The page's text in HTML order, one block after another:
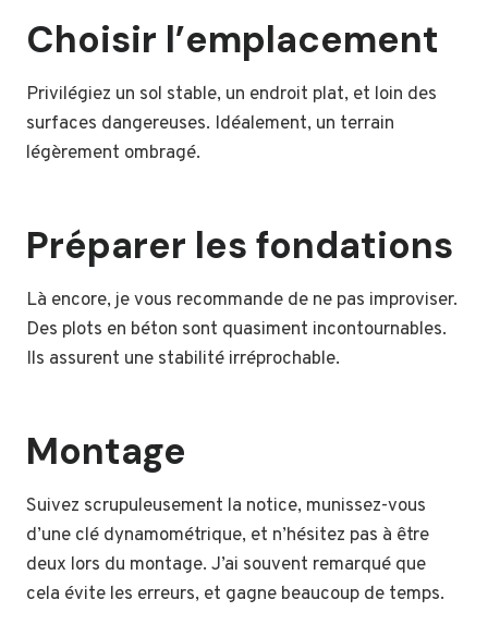
Choisir l’emplacement
Privilégiez un sol stable, un endroit plat, et loin des
surfaces dangereuses. Idéalement, un terrain
légèrement ombragé.
Préparer les fondations
Là encore, je vous recommande de ne pas improviser.
Des plots en béton sont quasiment incontournables.
Ils assurent une stabilité irréprochable.
Montage
Suivez scrupuleusement la notice, munissez-vous
d’une clé dynamométrique, et n’hésitez pas à être
deux lors du montage. J’ai souvent remarqué que
cela évite les erreurs, et gagne beaucoup de temps.